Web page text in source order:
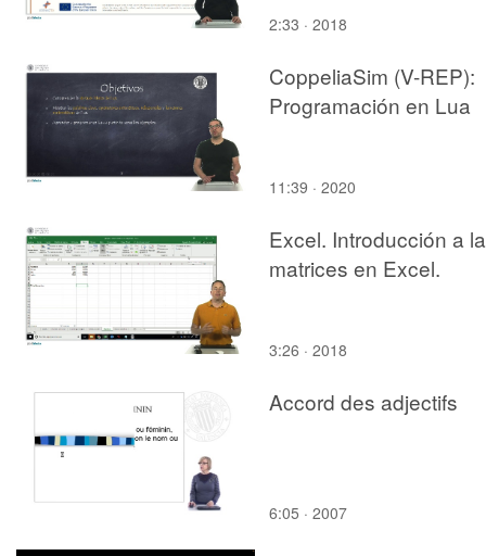
2:33 · 2018
CoppeliaSim (V-REP):
Programación en Lua
11:39 · 2020
Excel. Introducción a
matrices en Excel.
3:26 · 2018
Accord des adjectifs
6:05 · 2007